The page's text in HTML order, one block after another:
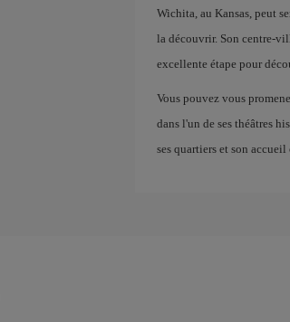
Wichita, au Kansas, peut
la découvrir. Son centre-
excellente étape pour
Vous pouvez vous
dans l'un de ses théâtres
ses quartiers et son